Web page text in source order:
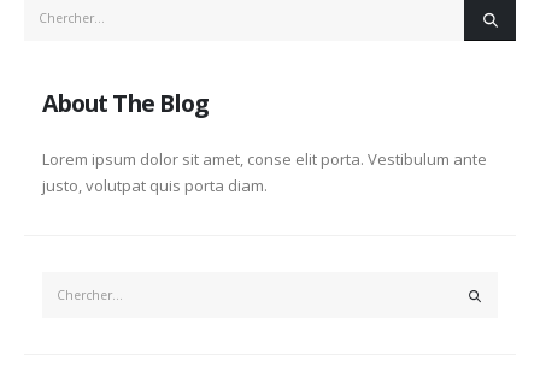
About The Blog
Lorem ipsum dolor sit amet, conse elit porta. Vestibulum ante
justo, volutpat quis porta diam.